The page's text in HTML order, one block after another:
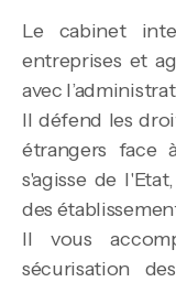
Le cabinet
entreprises et
avec
Il défend les
étrangers face
s'agisse de
des
Il vous
sécurisation